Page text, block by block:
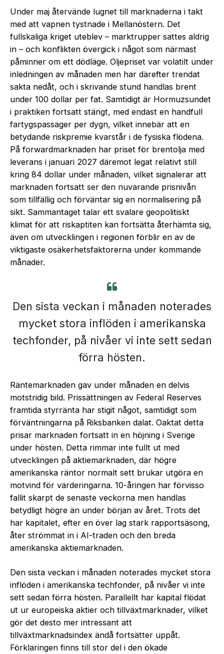
Under maj återvände lugnet till marknaderna i takt
med att vapnen tystnade i Mellanöstern. Det
fullskaliga kriget uteblev – marktrupper sattes aldrig
in – och konflikten övergick i något som närmast
påminner om ett dödläge. Oljepriset var volatilt under
inledningen av månaden men har därefter trendat
sakta nedåt, och i skrivande stund handlas brent
under 100 dollar per fat. Samtidigt är Hormuzsundet
i praktiken fortsatt stängt, med endast en handfull
fartygspassager per dygn, vilket innebär att en
betydande riskpremie kvarstår i de fysiska flödena.
På forwardmarknaden har priset för brentolja med
leverans i januari 2027 däremot legat relativt still
kring 84 dollar under månaden, vilket signalerar att
marknaden fortsatt ser den nuvarande prisnivån
som tillfällig och förväntar sig en normalisering på
sikt. Sammantaget talar ett svalare geopolitiskt
klimat för att riskaptiten kan fortsätta återhämta sig,
även om utvecklingen i regionen förblir en av de
viktigaste osäkerhetsfaktorerna under kommande
månader.
Den sista veckan i månaden noterades
mycket stora inflöden i amerikanska
techfonder, på nivåer vi inte sett sedan
förra hösten.
Räntemarknaden gav under månaden en delvis
motstridig bild. Prissättningen av Federal Reserves
framtida styrränta har stigit något, samtidigt som
förväntningarna på Riksbanken dalat. Oaktat detta
prisar marknaden fortsatt in en höjning i Sverige
under hösten. Detta rimmar inte fullt ut med
utvecklingen på aktiemarknaden, där högre
amerikanska räntor normalt sett brukar utgöra en
motvind för värderingarna. 10-åringen har förvisso
fallit skarpt de senaste veckorna men handlas
betydligt högre än under början av året. Trots det
har kapitalet, efter en över lag stark rapportsäsong,
åter strömmat in i AI-traden och den breda
amerikanska aktiemarknaden.
Den sista veckan i månaden noterades mycket stora
inflöden i amerikanska techfonder, på nivåer vi inte
sett sedan förra hösten. Parallellt har kapital flödat
ut ur europeiska aktier och tillväxtmarknader, vilket
gör det desto mer intressant att
tillväxtmarknadsindex ändå fortsätter uppåt.
Förklaringen finns till stor del i den ökade